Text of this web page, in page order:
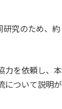
究のため、
を依頼し、
ついて説明